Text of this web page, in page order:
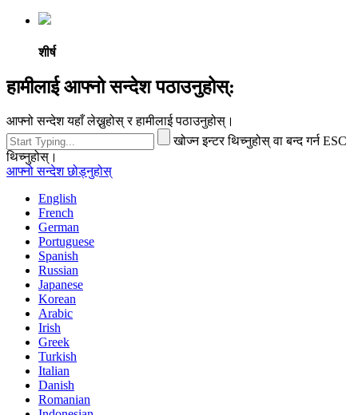
शीर्ष
हामीलाई आफ्नो सन्देश पठाउनुहोस्:
आफ्नो सन्देश यहाँ लेख्नुहोस् र हामीलाई पठाउनुहोस्।
खोज्न इन्टर थिच्नुहोस् वा बन्द गर्न ESC
थिच्नुहोस्।
आफ्नो सन्देश छोड्नुहोस्
English
French
German
Portuguese
Spanish
Russian
Japanese
Korean
Arabic
Irish
Greek
Turkish
Italian
Danish
Romanian